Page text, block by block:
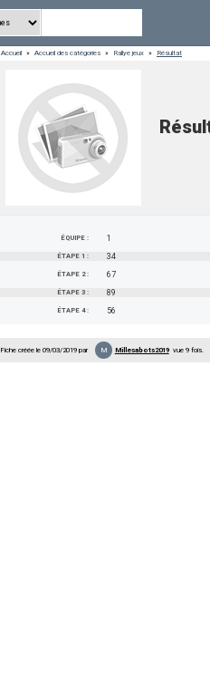
Accueil » Accueil des catégories » Rallye jeux » Résultat
ÉQUIPE : 1
ÉTAPE 1 : 34
ÉTAPE 2 : 67
ÉTAPE 3 : 89
ÉTAPE 4 : 56
Fiche créée le 09/03/2019 par M Millesabots2019vue 9 fois.